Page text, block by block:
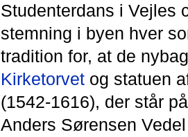
Studenterdans i Vejles
stemning i byen hver
tradition for, at de
Kirketorvet og statuen
(1542-1616), der står
Anders Sørensen